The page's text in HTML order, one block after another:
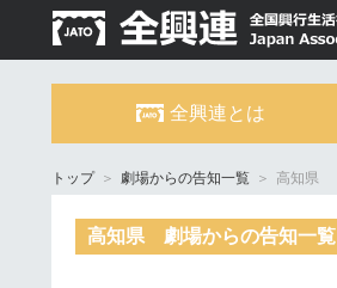
全興連とは
トップ ＞ 劇場からの告知一覧 ＞ 高知県
高知県 劇場からの告知一覧